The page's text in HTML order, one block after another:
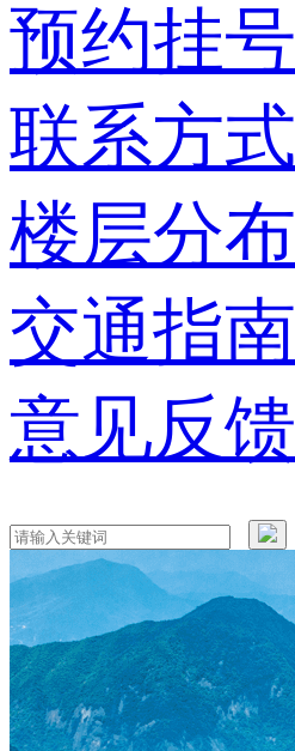
预约挂号
联系方式
楼层分布
交通指南
意见反馈